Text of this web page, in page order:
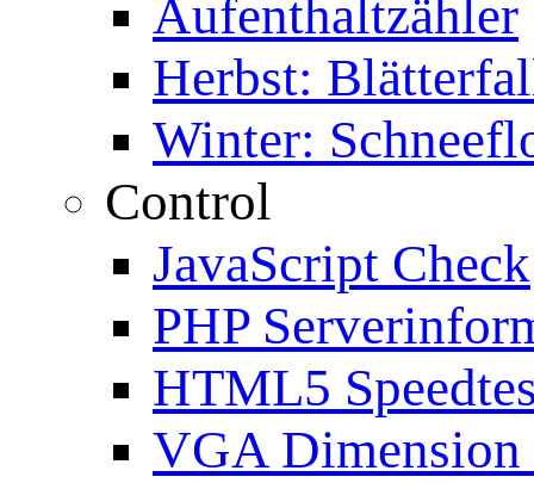
Aufenthaltzähler
Herbst:
Winter:
Control
JavaScript Check
PHP
HTML5
VGA Dimension